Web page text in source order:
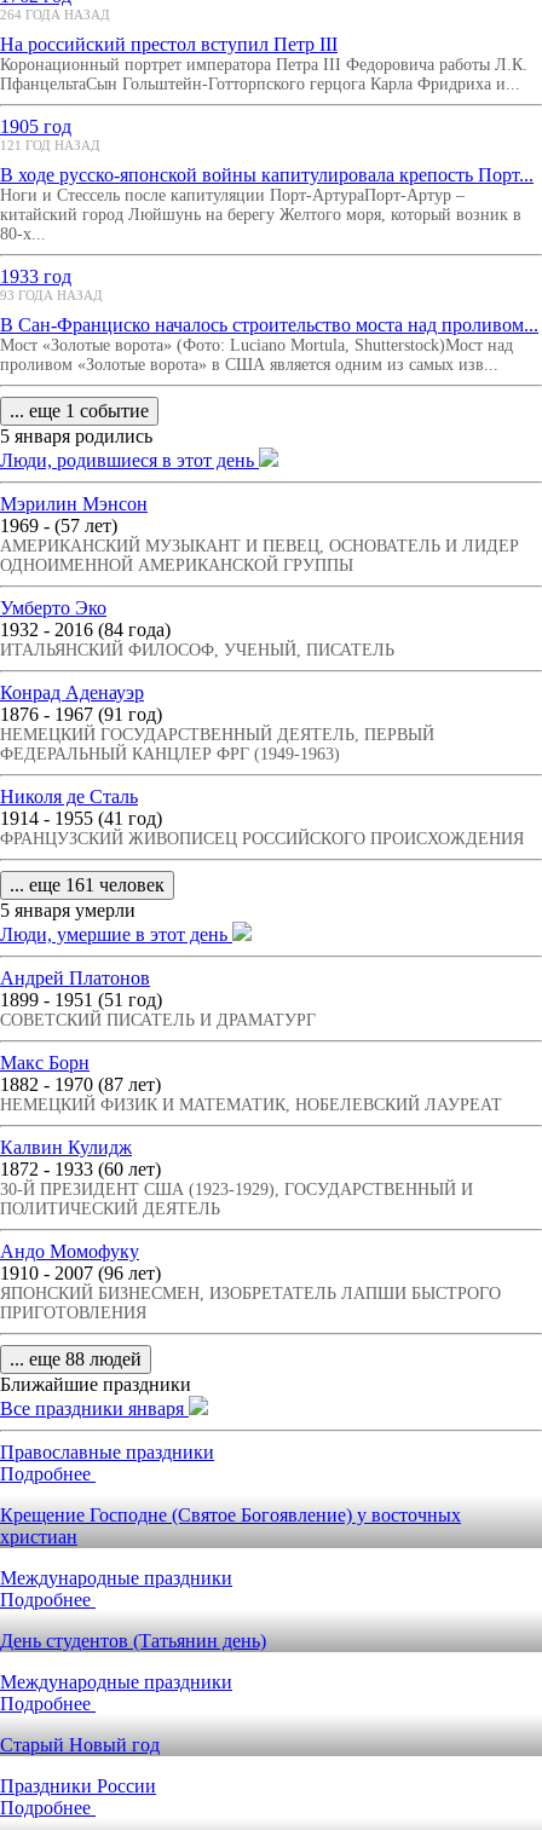
264 ГОДА НАЗАД
На российский престол вступил Петр III
Коронационный портрет императора Петра III Федоровича работы Л.К.
ПфанцельтаСын Гольштейн-Готторпского герцога Карла Фридриха и...
1905 год
121 ГОД НАЗАД
В ходе русско-японской войны капитулировала крепость Порт...
Ноги и Стессель после капитуляции Порт-АртураПорт-Артур –
китайский город Люйшунь на берегу Желтого моря, который возник в
80-х...
1933 год
93 ГОДА НАЗАД
В Сан-Франциско началось строительство моста над проливом...
Мост «Золотые ворота» (Фото: Luciano Mortula, Shutterstock)Мост над
проливом «Золотые ворота» в США является одним из самых изв...
... еще 1 событие
5 января родились
Люди, родившиеся в этот день
Мэрилин Мэнсон
1969 - (57 лет)
АМЕРИКАНСКИЙ МУЗЫКАНТ И ПЕВЕЦ, ОСНОВАТЕЛЬ И ЛИДЕР
ОДНОИМЕННОЙ АМЕРИКАНСКОЙ ГРУППЫ
Умберто Эко
1932 - 2016 (84 года)
ИТАЛЬЯНСКИЙ ФИЛОСОФ, УЧЕНЫЙ, ПИСАТЕЛЬ
Конрад Аденауэр
1876 - 1967 (91 год)
НЕМЕЦКИЙ ГОСУДАРСТВЕННЫЙ ДЕЯТЕЛЬ, ПЕРВЫЙ
ФЕДЕРАЛЬНЫЙ КАНЦЛЕР ФРГ (1949-1963)
Николя де Сталь
1914 - 1955 (41 год)
ФРАНЦУЗСКИЙ ЖИВОПИСЕЦ РОССИЙСКОГО ПРОИСХОЖДЕНИЯ
... еще 161 человек
5 января умерли
Люди, умершие в этот день
Андрей Платонов
1899 - 1951 (51 год)
СОВЕТСКИЙ ПИСАТЕЛЬ И ДРАМАТУРГ
Макс Борн
1882 - 1970 (87 лет)
НЕМЕЦКИЙ ФИЗИК И МАТЕМАТИК, НОБЕЛЕВСКИЙ ЛАУРЕАТ
Калвин Кулидж
1872 - 1933 (60 лет)
30-Й ПРЕЗИДЕНТ США (1923-1929), ГОСУДАРСТВЕННЫЙ И
ПОЛИТИЧЕСКИЙ ДЕЯТЕЛЬ
Андо Момофуку
1910 - 2007 (96 лет)
ЯПОНСКИЙ БИЗНЕСМЕН, ИЗОБРЕТАТЕЛЬ ЛАПШИ БЫСТРОГО
ПРИГОТОВЛЕНИЯ
... еще 88 людей
Ближайшие праздники
Все праздники января
Православные праздники
Подробнее
Крещение Господне (Святое Богоявление) у восточных
христиан
Международные праздники
Подробнее
День студентов (Татьянин день)
Международные праздники
Подробнее
Старый Новый год
Праздники России
Подробнее